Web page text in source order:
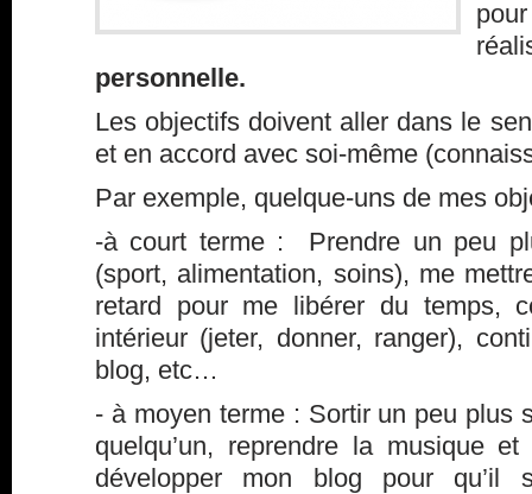
personnelle.
Les objectifs doivent aller dans le
et en accord avec soi-même
Par exemple, quelque-uns de mes
-à court terme : Prendre un peu
(sport, alimentation, soins), me
retard pour me libérer du temps,
intérieur (jeter, donner, ranger),
blog, etc…
- à moyen terme : Sortir un peu plus
quelqu’un, reprendre la musique
développer mon blog pour